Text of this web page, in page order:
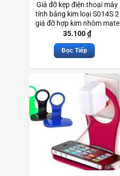
Giá đỡ kẹp điện thoại máy
tính bảng kim loại S014S 2
giá đỡ hợp kim nhôm mate
(giao màu ngẫu nhiên)
Scd3229
35.100₫
Đọc Tiếp